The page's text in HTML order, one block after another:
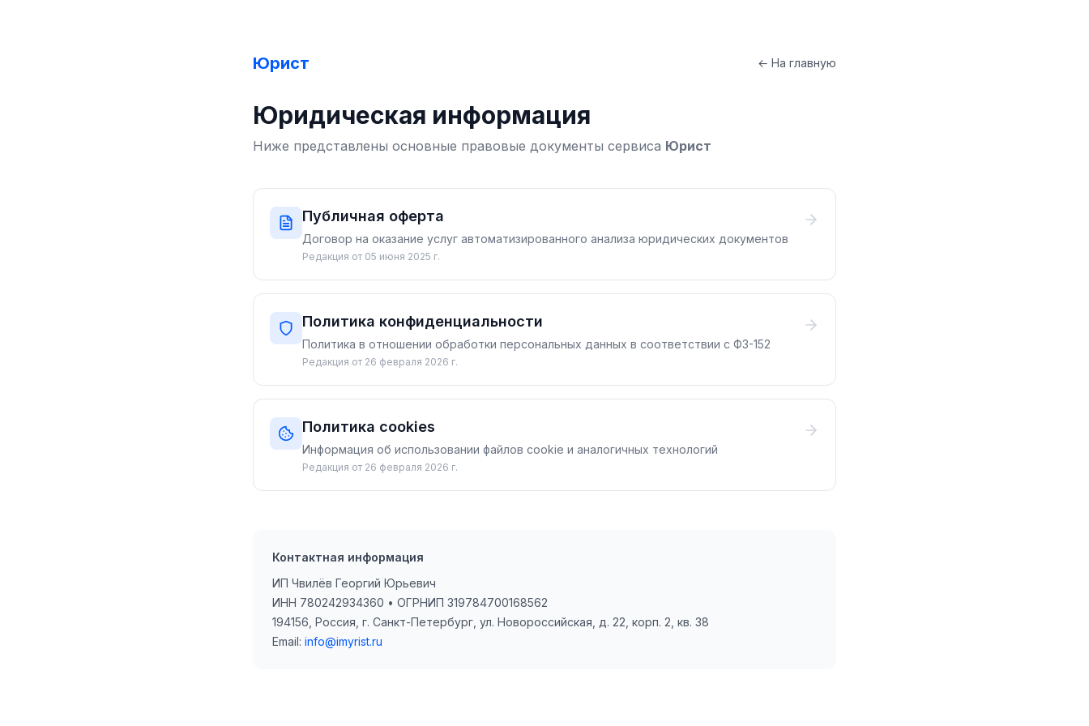
Юрист ← На главную
Юридическая информация
Ниже представлены основные правовые документы сервиса Юрист
Публичная оферта
Договор на оказание услуг автоматизированного анализа юридических документов
Редакция от 05 июня 2025 г.
Политика конфиденциальности
Политика в отношении обработки персональных данных в соответствии с ФЗ-152
Редакция от 26 февраля 2026 г.
Политика cookies
Информация об использовании файлов cookie и аналогичных технологий
Редакция от 26 февраля 2026 г.
Контактная информация
ИП Чвилёв Георгий Юрьевич
ИНН 780242934360 • ОГРНИП 319784700168562
194156, Россия, г. Санкт-Петербург, ул. Новороссийская, д. 22, корп. 2, кв. 38
Email: info@imyrist.ru